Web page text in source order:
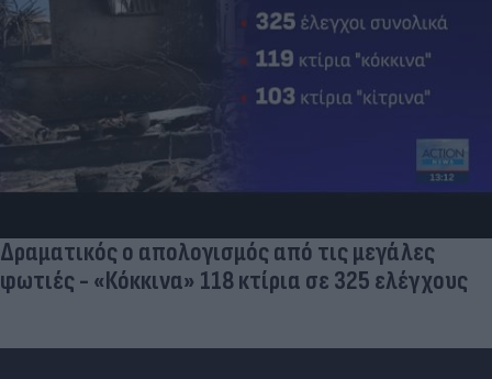
Δραματικός ο απολογισμός από τις μεγάλες
φωτιές - «Κόκκινα» 118 κτίρια σε 325 ελέγχους